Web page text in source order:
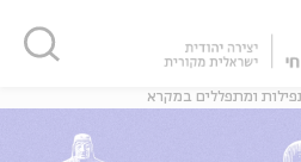
ומתפללים במקרא